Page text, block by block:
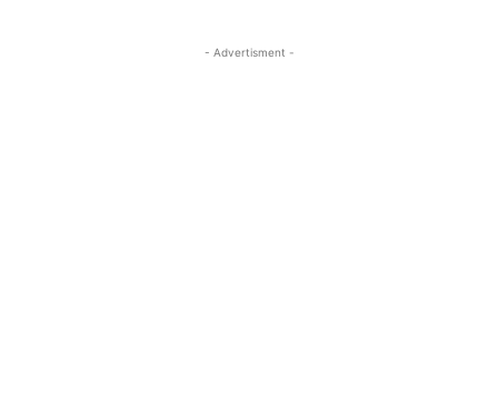
- Advertisment -